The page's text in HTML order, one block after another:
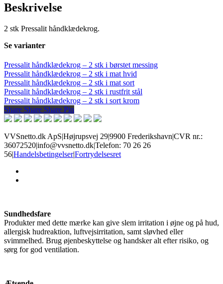
Beskrivelse
2 stk Pressalit håndklædekrog.
Se varianter
Pressalit håndklædekrog – 2 stk i børstet messing
Pressalit håndklædekrog – 2 stk i mat hvid
Pressalit håndklædekrog – 2 stk i mat sort
Pressalit håndklædekrog – 2 stk i rustfrit stål
Pressalit håndklædekrog – 2 stk i sort krom
Share
Share Share Share Pin
VVSnetto.dk ApS|Højrupsvej 29|9900 Frederikshavn|CVR nr.:
36072520|info@vvsnetto.dk|Telefon: 70 26 26
56|Handelsbetingelser|Fortrydelsesret
Sundhedsfare
Produkter med dette mærke kan give slem irritation i øjne og på hud,
allergisk hudreaktion, luftvejsirritation, samt sløvhed eller
svimmelhed. Brug øjenbeskyttelse og handsker alt efter risiko, og
sørg for god ventilation.